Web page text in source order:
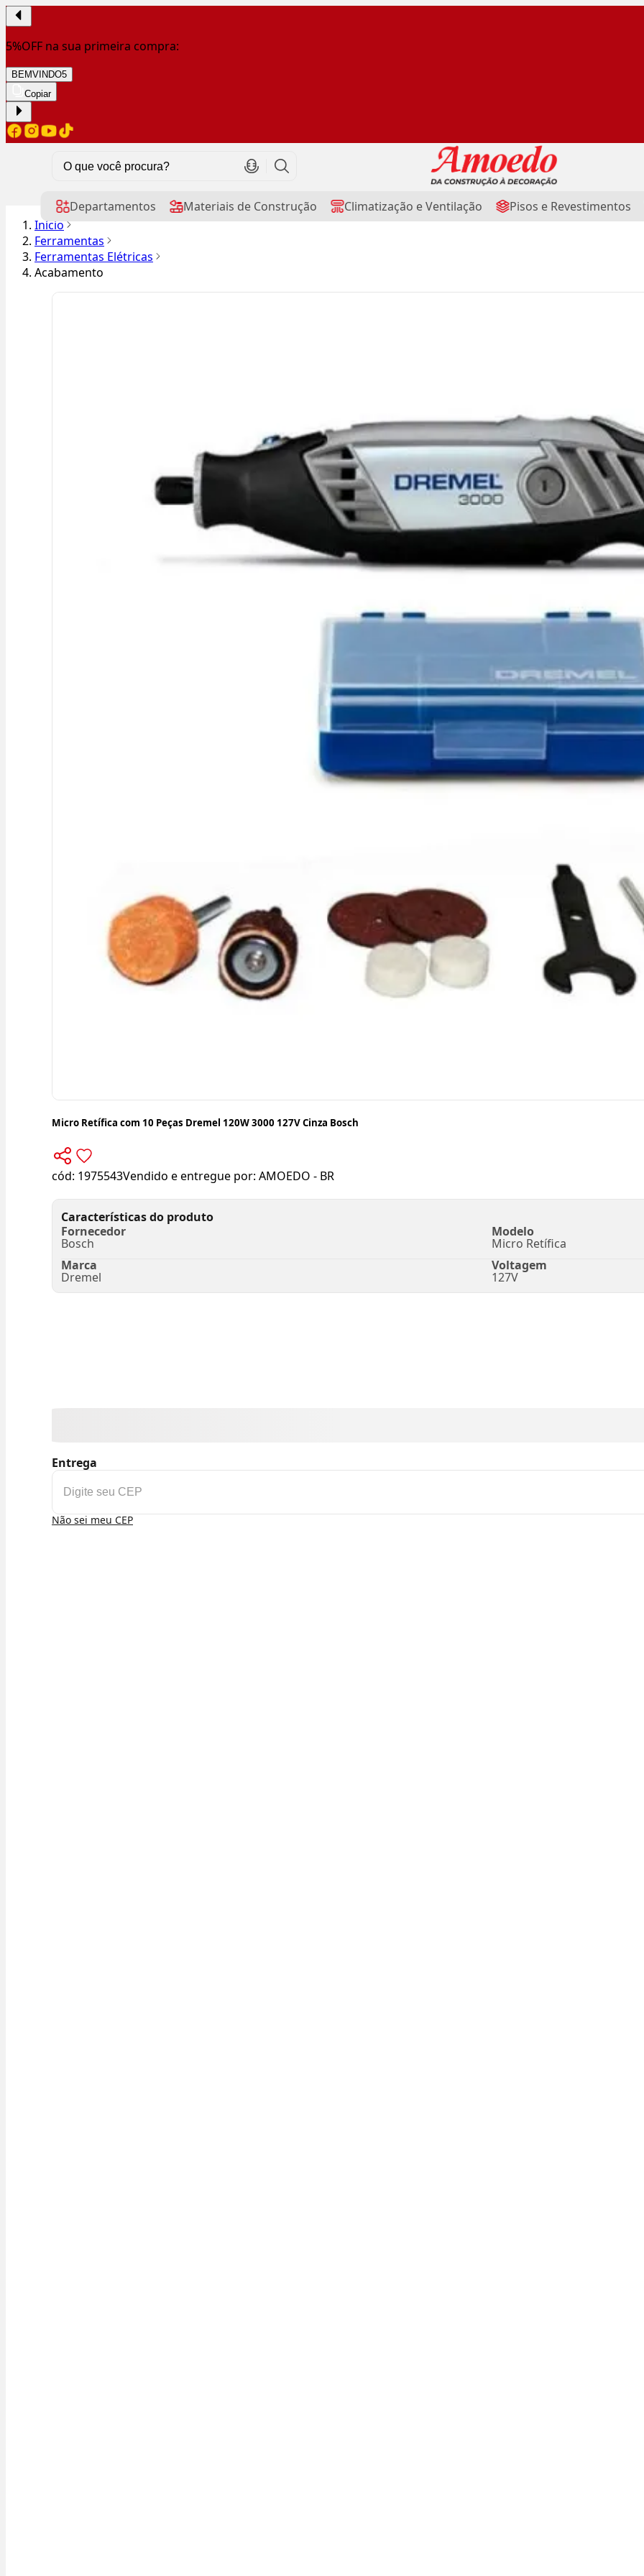
5%OFF na sua primeira compra:
BEMVINDO5
Copiar
Departamentos Materiais de Construção Climatização e Ventilação Pisos e Revestimentos
Início
Ferramentas
Ferramentas Elétricas
Acabamento
Micro Retífica com 10 Peças Dremel 120W 3000 127V Cinza Bosch
cód: 1975543Vendido e entregue por: AMOEDO - BR
Características do produto
Fornecedor
Bosch
Modelo
Micro Retífica
Marca
Dremel
Voltagem
127V
Entrega
Não sei meu CEP